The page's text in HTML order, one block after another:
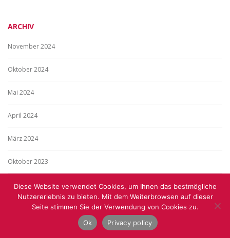
ARCHIV
November 2024
Oktober 2024
Mai 2024
April 2024
März 2024
Oktober 2023
Mai 2023
Januar 2023
Diese Website verwendet Cookies, um Ihnen das bestmögliche
Nutzererlebnis zu bieten. Mit dem Weiterbrowsen auf dieser
Seite stimmen Sie der Verwendung von Cookies zu.
Ok
Privacy policy